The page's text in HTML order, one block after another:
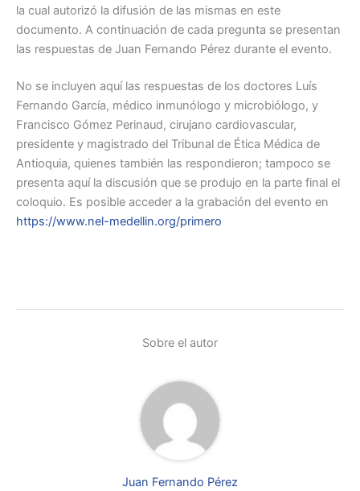
la cual autorizó la difusión de las mismas en este
documento. A continuación de cada pregunta se presentan
las respuestas de Juan Fernando Pérez durante el evento.
No se incluyen aquí las respuestas de los doctores Luís
Fernando García, médico inmunólogo y microbiólogo, y
Francisco Gómez Perinaud, cirujano cardiovascular,
presidente y magistrado del Tribunal de Ética Médica de
Antioquia, quienes también las respondieron; tampoco se
presenta aquí la discusión que se produjo en la parte final el
coloquio. Es posible acceder a la grabación del evento en
https://www.nel-medellin.org/primero
Sobre el autor
Juan Fernando Pérez